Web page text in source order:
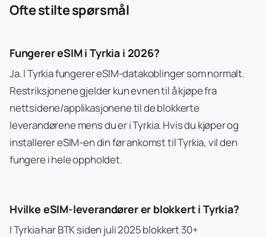
Ofte stilte spørsmål
Fungerer eSIM i Tyrkia i 2026?
Ja. I Tyrkia fungerer eSIM-datakoblinger som normalt.
Restriksjonene gjelder kun evnen til å kjøpe fra
nettsidene/applikasjonene til de blokkerte
leverandørene mens du er i Tyrkia. Hvis du kjøper og
installerer eSIM-en din før ankomst til Tyrkia, vil den
fungere i hele oppholdet.
Hvilke eSIM-leverandører er blokkert i Tyrkia?
I Tyrkia har BTK siden juli 2025 blokkert 30+